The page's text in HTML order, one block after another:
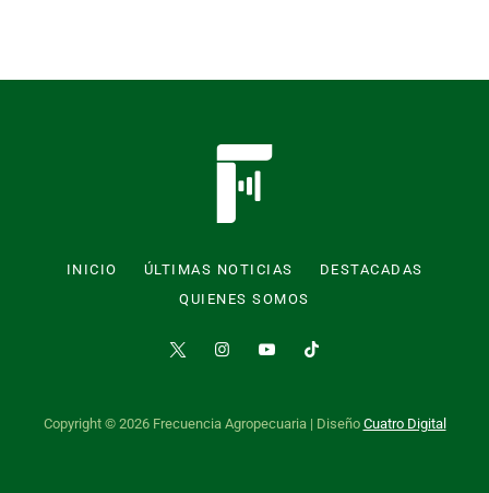
INICIO ÚLTIMAS NOTICIAS
DESTACADAS
QUIENES SOMOS
Copyright © 2026 Frecuencia Agropecuaria | Diseño Cuatro Digital